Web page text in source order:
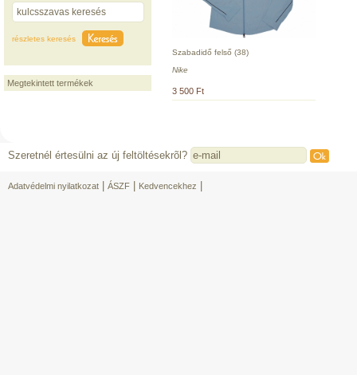
részletes keresés
Megtekintett termékek
Szabadidő felső (38)
Nike
3 500 Ft
Szeretnél értesülni az új feltöltésekrõl?
Adatvédelmi nyilatkozat ÁSZF Kedvencekhez